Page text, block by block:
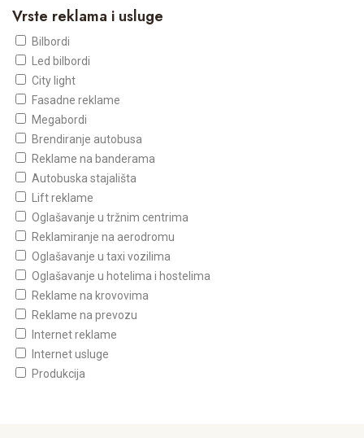
Vrste reklama i usluge
Bilbordi
Led bilbordi
City light
Fasadne reklame
Megabordi
Brendiranje autobusa
Reklame na banderama
Autobuska stajališta
Lift reklame
Oglašavanje u tržnim centrima
Reklamiranje na aerodromu
Oglašavanje u taxi vozilima
Oglašavanje u hotelima i hostelima
Reklame na krovovima
Reklame na prevozu
Internet reklame
Internet usluge
Produkcija